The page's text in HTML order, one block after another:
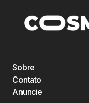
Sobre
Contato
Anuncie